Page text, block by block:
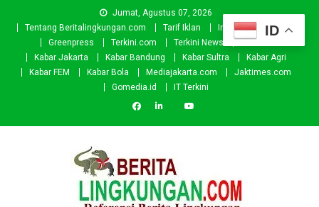
Jumat, Agustus 07, 2026
Tentang Beritalingkungan.com
Tarif Iklan Investor
Donasi
Greenpress
Terkini.com Terkini News
Kabar.id
Kabar Jakarta
Kabar Bandung Kabar Sultra
Kabar Agri
Kabar FEM
Kabar Bola Mediajakarta.com
Jaktimes.com
Gomedia.id
IT Terkini
ID